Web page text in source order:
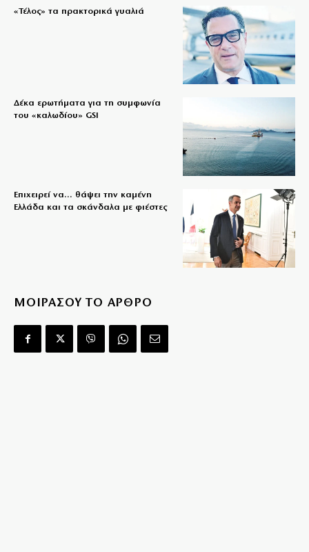
«Τέλος» τα πρακτορικά γυαλιά
Δέκα ερωτήματα για τη συμφωνία
του «καλωδίου» GSI
Επιχειρεί να… θάψει την καμένη
Ελλάδα και τα σκάνδαλα με φιέστες
ΜΟΙΡΑΣΟΥ ΤΟ ΑΡΘΡΟ